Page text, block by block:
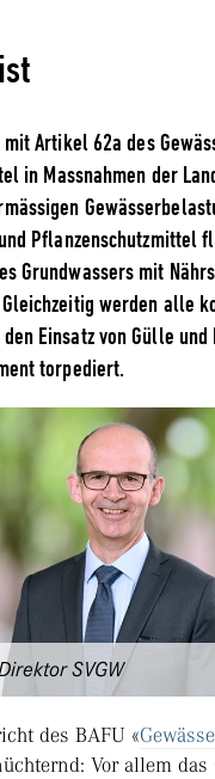
Artikel 62a des
in Massnahmen der
Pflanzenschutzmittel
Grundwassers mit
werden alle
Einsatz von Gülle
torpediert.
SVGW
des BAFU «
Vor allem